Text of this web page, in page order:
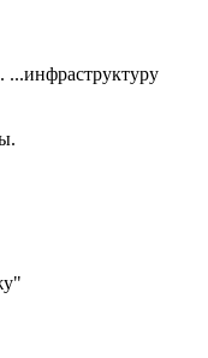
...инфраструктуру